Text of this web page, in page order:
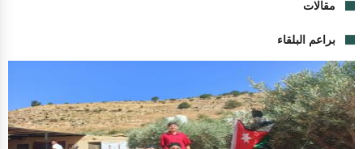
مقالات
براعم البلقاء